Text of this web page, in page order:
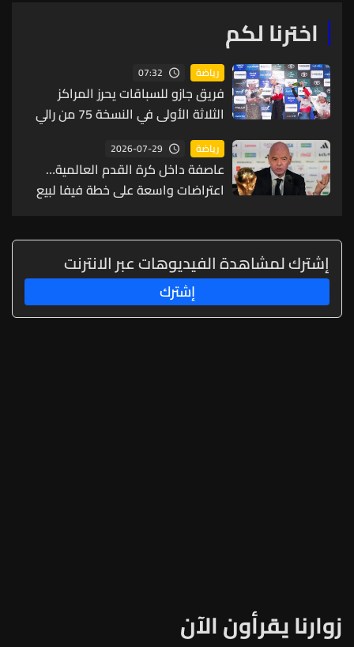
اخترنا لكم
رياضة 07:32
فريق جازو للسباقات يحرز المراكز
الثلاثة الأولى في النسخة 75 من رالي
فنلندا
رياضة 2026-07-29
عاصفة داخل كرة القدم العالمية…
اعتراضات واسعة على خطة فيفا لبيع
إشترك لمشاهدة الفيديوهات عبر الانترنت
إشترك
زوارنا يقرأون الآن